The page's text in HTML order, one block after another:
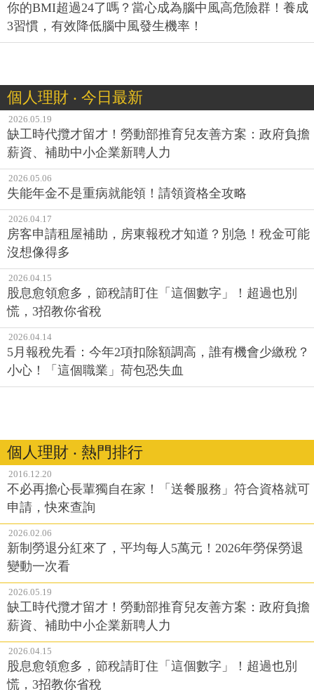
你的BMI超過24了嗎？當心成為腦中風高危險群！養成
3習慣，有效降低腦中風發生機率！
個人理財 ‧ 今日最新
2026.05.19
缺工時代攬才留才！勞動部推育兒友善方案：政府負擔
薪資、補助中小企業新聘人力
2026.05.06
失能年金不是重病就能領！請領資格全攻略
2026.04.17
房客申請租屋補助，房東報稅才知道？別急！稅金可能
沒想像得多
2026.04.15
股息愈領愈多，節稅請盯住「這個數字」！超過也別
慌，3招教你省稅
2026.04.14
5月報稅先看：今年2項扣除額調高，誰有機會少繳稅？
小心！「這個職業」荷包恐失血
個人理財 ‧ 熱門排行
2016.12.20
不必再擔心長輩獨自在家！「送餐服務」符合資格就可
申請，快來查詢
2026.02.06
新制勞退分紅來了，平均每人5萬元！2026年勞保勞退
變動一次看
2026.05.19
缺工時代攬才留才！勞動部推育兒友善方案：政府負擔
薪資、補助中小企業新聘人力
2026.04.15
股息愈領愈多，節稅請盯住「這個數字」！超過也別
慌，3招教你省稅